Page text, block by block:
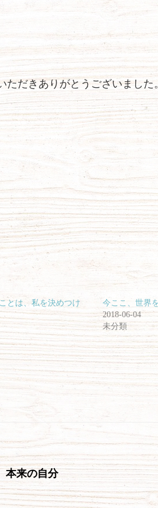
ただきありがとうございました。
とは、私を決めつけ
今ここ、世界
2018-06-04
未分類
本来の自分